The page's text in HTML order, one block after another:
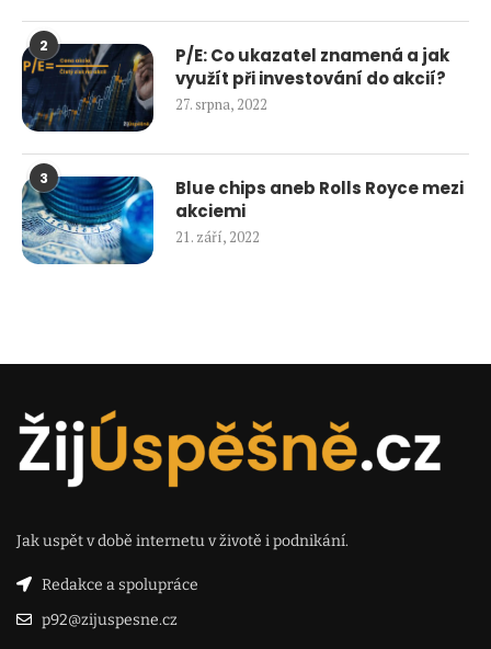
2
P/E: Co ukazatel znamená a jak
využít při investování do akcií?
27. srpna, 2022
3
Blue chips aneb Rolls Royce mezi
akciemi
21. září, 2022
Jak uspět v době internetu v životě i podnikání.
Redakce a spolupráce
p92@zijuspesne.cz